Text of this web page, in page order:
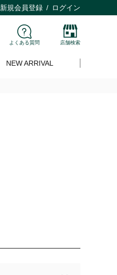
新規会員登録 ログイン
よくある質問 店舗検索
NEW ARRIVAL